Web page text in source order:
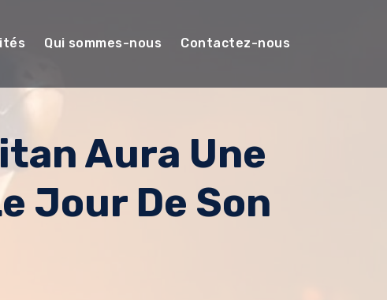
Qui sommes-nous Contactez-nous
Aura Une
Jour De Son